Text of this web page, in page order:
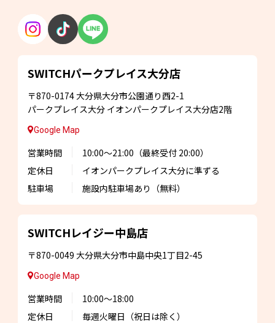
SWITCHパークプレイス大分店
〒870-0174大分県大分市公園通り西2-1
パークプレイス大分 イオンパークプレイス大分店2階
Google Map
営業時間 10:00～21:00 （最終受付 20:00）
定休日
イオンパークプレイス大分に準ずる
駐車場
施設内駐車場あり （無料）
SWITCHレイジー中島店
〒870-0049 大分県大分市中島中央1丁目2-45
Google Map
営業時間
10:00～18:00
定休日
毎週火曜日 （祝日は除く）